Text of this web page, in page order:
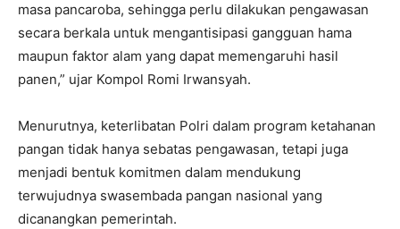
masa pancaroba, sehingga perlu dilakukan pengawasan
secara berkala untuk mengantisipasi gangguan hama
maupun faktor alam yang dapat memengaruhi hasil
panen,” ujar Kompol Romi Irwansyah.
Menurutnya, keterlibatan Polri dalam program ketahanan
pangan tidak hanya sebatas pengawasan, tetapi juga
menjadi bentuk komitmen dalam mendukung
terwujudnya swasembada pangan nasional yang
dicanangkan pemerintah.